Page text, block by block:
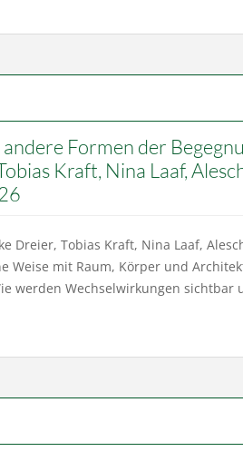
Formen der
Kraft, Nina Laaf,
Dreier, Tobias Kraft, Nina Laaf,
Weise mit Raum, Körper und
werden Wechselwirkungen sichtbar